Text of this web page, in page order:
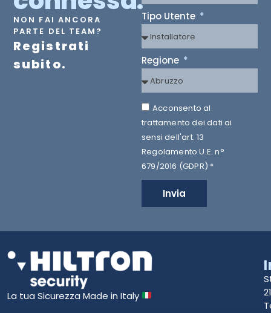
NON FAI ANCORA
PARTE DEL TEAM?
Registrati
subito.
Tipo Utente
Regione
Acconsento al
trattamento dei dati ai
sensi dell'art. 13
Regolamento U.E. n°
679/2016 (GDPR) *
Invia
La tua Sicurezza Made in Italy